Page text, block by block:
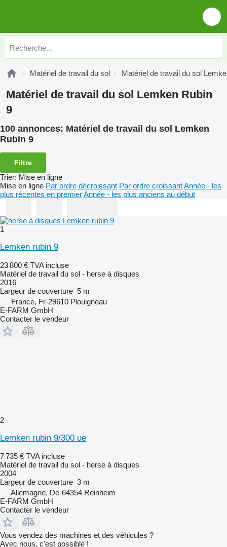
Matériel de travail du sol Matériel de travail du sol
Matériel de travail du sol Lemken Rubin
9
100 annonces: Matériel de travail du sol Lemken
Rubin 9
Filtre
Trier: Mise en ligne
Mise en ligne Par ordre décroissant Par ordre croissantAnnée - les
plus récentes en premierAnnée - les plus anciens au début
1
Lemken rubin 9
23 800 € TVA incluse
Matériel de travail du sol - herse à disques
2016
Largeur de couverture 5 m
France, Fr-29610 Plouigneau
E-FARM GmbH
Contacter le vendeur
2
Lemken rubin 9/300 ue
7 735 € TVA incluse
Matériel de travail du sol - herse à disques
2004
Largeur de couverture 3 m
Allemagne, De-64354 Reinheim
E-FARM GmbH
Contacter le vendeur
Vous vendez des machines et des véhicules ?
Avec nous, c'est possible !